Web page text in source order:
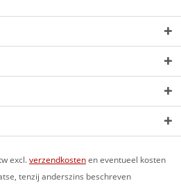
excl.verzendkostenen eventueel kosten
tenzij anderszins beschreven